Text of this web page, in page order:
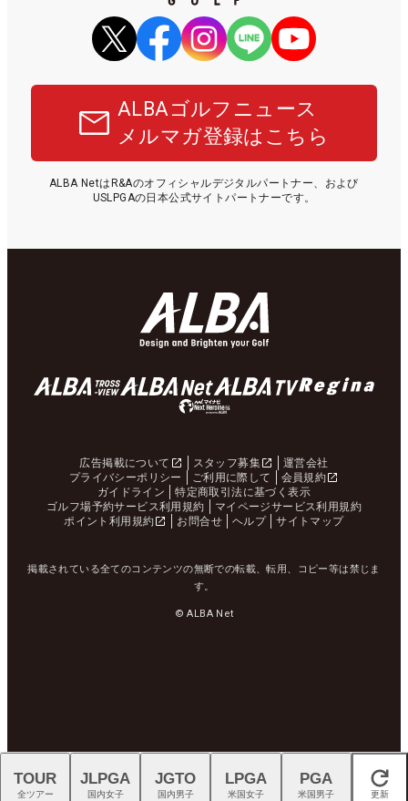
ALBAゴルフニュース
メルマガ登録はこちら
ALBA NetはR&Aのオフィシャルデジタルパートナー、および
USLPGAの日本公式サイトパートナーです。
広告掲載について スタッフ募集
運営会社
プライバシーポリシー
ご利用に際して
会員規約
ガイドライン
特定商取引法に基づく表示
ゴルフ場予約サービス利用規約
マイページサービス利用規約
ポイント利用規約
お問合せ ヘルプ サイトマップ
掲載されている全てのコンテンツの無断での転載、転用、コピー等は禁じま
す。
© ALBA Net
閉じる
TOUR
全ツアー
JLPGA
国内女子
JGTO
国内男子
LPGA
米国女子
PGA
米国男子 更新